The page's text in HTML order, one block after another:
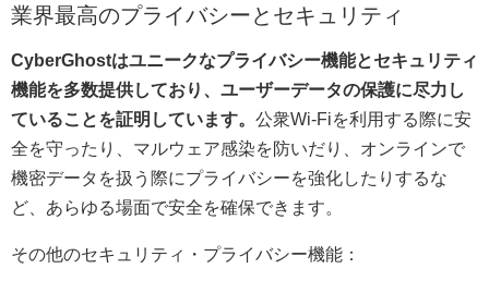
業界最高のプライバシーとセキュリティ
CyberGhostはユニークなプライバシー機能とセキュリティ
機能を多数提供しており、ユーザーデータの保護に尽力し
ていることを証明しています。 公衆Wi-Fiを利用する際に安
全を守ったり、マルウェア感染を防いだり、オンラインで
機密データを扱う際にプライバシーを強化したりするな
ど、あらゆる場面で安全を確保できます。
その他のセキュリティ・プライバシー機能：